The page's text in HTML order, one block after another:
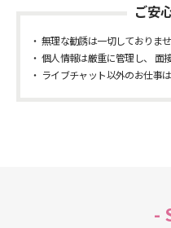
ご安
無理な勧誘は一切しておりま
個人情報は厳重に管理し、 面
ライブチャット以外のお仕事
-